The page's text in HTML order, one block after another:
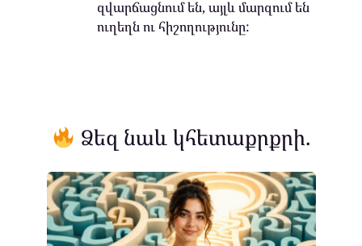
զվարճացնում են, այլև մարզում են
ուղեղն ու հիշողությունը:
Ձեզ նաև կհետաքրքրի.